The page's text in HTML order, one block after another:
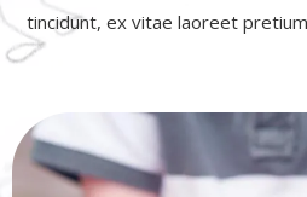
tincidunt, ex vitae laoreet